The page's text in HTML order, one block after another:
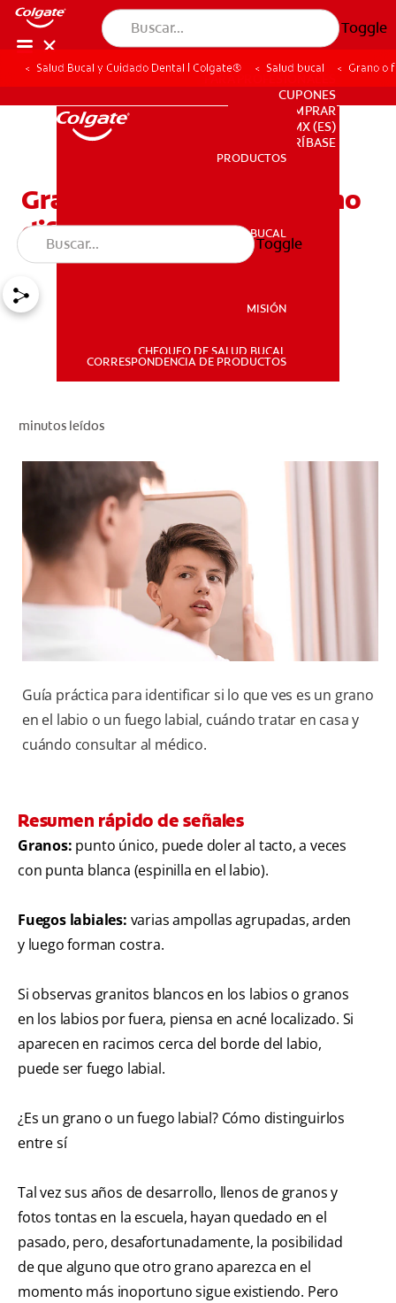
Toggle
PRODUCTOS
SALUD BUCAL
PARA PROFESIONALES
CUPONES
DONDE COMPRAR
MX (ES)
SUSCRÍBASE
PRODUCTOS
SALUD BUCAL
MISIÓN
CHEQUEO DE SALUD BUCAL
CORRESPONDENCIA DE PRODUCTOS
Toggle
Salud Bucal y Cuidado Dental | Colgate® Salud bucal Grano o
Grano o fuego labial: cómo
diferenciarlos y tratarlos
minutos leídos
Guía práctica para identificar si lo que ves es un grano
en el labio o un fuego labial, cuándo tratar en casa y
cuándo consultar al médico.
Resumen rápido de señales
Granos: punto único, puede doler al tacto, a veces
con punta blanca (espinilla en el labio).
Fuegos labiales: varias ampollas agrupadas, arden
y luego forman costra.
Si observas granitos blancos en los labios o granos
en los labios por fuera, piensa en acné localizado. Si
aparecen en racimos cerca del borde del labio,
puede ser fuego labial.
¿Es un grano o un fuego labial? Cómo distinguirlos
entre sí
Tal vez sus años de desarrollo, llenos de granos y
fotos tontas en la escuela, hayan quedado en el
pasado, pero, desafortunadamente, la posibilidad
de que alguno que otro grano aparezca en el
momento más inoportuno sigue existiendo. Pero